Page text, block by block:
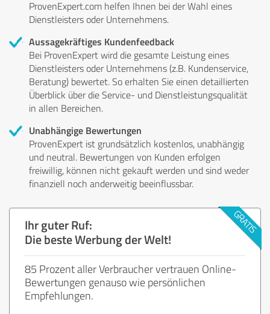
ProvenExpert.com helfen Ihnen bei der Wahl eines
Dienstleisters oder Unternehmens.
Aussagekräftiges Kundenfeedback
Bei ProvenExpert wird die gesamte Leistung eines
Dienstleisters oder Unternehmens (z.B. Kundenservice,
Beratung) bewertet. So erhalten Sie einen detaillierten
Überblick über die Service- und Dienstleistungsqualität
in allen Bereichen.
Unabhängige Bewertungen
ProvenExpert ist grundsätzlich kostenlos, unabhängig
und neutral. Bewertungen von Kunden erfolgen
freiwillig, können nicht gekauft werden und sind weder
finanziell noch anderweitig beeinflussbar.
Ihr guter Ruf:
Die beste Werbung der Welt!
85 Prozent aller Verbraucher vertrauen Online-
Bewertungen genauso wie persönlichen
Empfehlungen.